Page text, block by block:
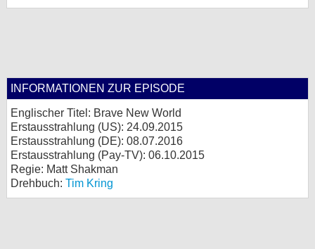
INFORMATIONEN ZUR EPISODE
Englischer Titel: Brave New World
Erstausstrahlung (US): 24.09.2015
Erstausstrahlung (DE): 08.07.2016
Erstausstrahlung (Pay-TV): 06.10.2015
Regie: Matt Shakman
Drehbuch: Tim Kring